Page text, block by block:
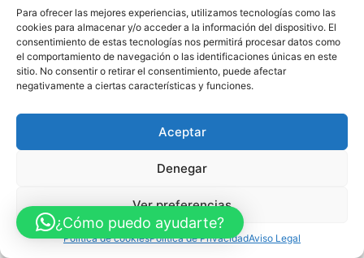
Para ofrecer las mejores experiencias, utilizamos tecnologías como las
cookies para almacenar y/o acceder a la información del dispositivo. El
consentimiento de estas tecnologías nos permitirá procesar datos como
el comportamiento de navegación o las identificaciones únicas en este
sitio. No consentir o retirar el consentimiento, puede afectar
negativamente a ciertas características y funciones.
Aceptar
Denegar
Ver preferencias
Política de cookiesPolítica de PrivacidadAviso Legal
Accesibilidad
Mapa web
FINANCIADO POR LA UNIÓN EUROPEA CON EL PROGRAMA KIT
DIGITAL POR LOS FONDOS NEXT GENERATION (EU) DEL
MECANISMO DE RECUPERACIÓN Y RESILENCIA
© Guia Telefónica de Empresas – Todos los derechos reservados.
¿Cómo puedo ayudarte?